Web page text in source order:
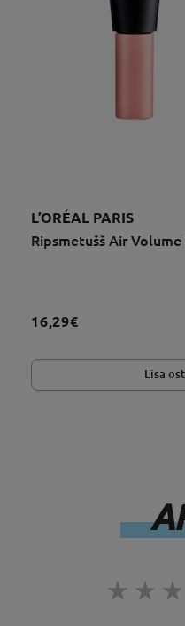
L’ORÉAL PARIS
Ripsmetušš Air
16,29€
Lisa